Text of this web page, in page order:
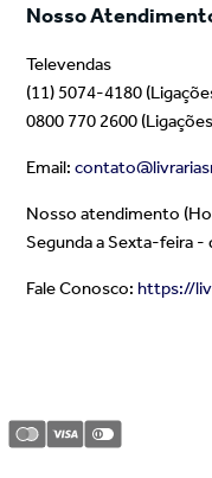
Nosso
Televendas
(11) 5074-4180
0800 770 2600
Email:
Nosso atendimento
Segunda a Sexta-feira -
Fale Conosco: https://